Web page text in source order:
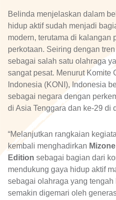
Belinda menjelaskan dalam
hidup aktif sudah menjadi
modern, terutama di kalangan
perkotaan. Seiring dengan
sebagai salah satu olahraga
sangat pesat. Menurut Komite
Indonesia (KONI), Indonesia
sebagai negara dengan
di Asia Tenggara dan ke-29 di
“Melanjutkan rangkaian
kembali menghadirkan
Edition sebagai bagian dari
mendukung gaya hidup aktif
sebagai olahraga yang
semakin digemari oleh